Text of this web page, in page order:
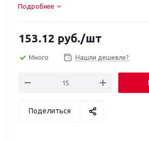
существования торговая марка
Подробнее
153.12 руб./шт
Много Нашли дешевле?
Поделиться